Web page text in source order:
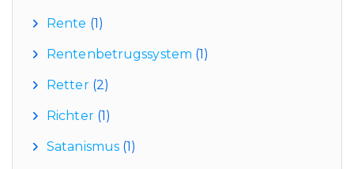
Rente (1)
Rentenbetrugssystem (1)
Retter(2)
Richter(1)
Satanismus (1)